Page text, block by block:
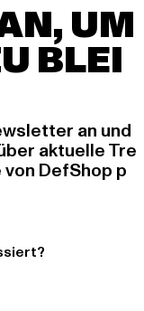
UM
BLEI
an und
aktuelle Tre
DefShop p